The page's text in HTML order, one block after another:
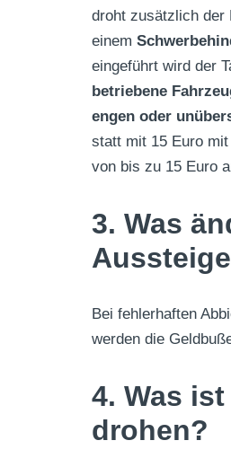
droht zusätzlich der
einem
eingeführt wird der
betriebene
engen oder
statt mit 15 Euro
von bis zu 15 Euro
3. Was
Bei fehlerhaften
werden die
4. Was
drohen?